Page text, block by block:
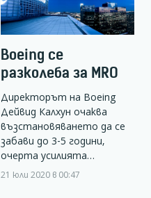
Boeing се
разколеба за MRO
Директорът на Boeing
Дейвид Калхун очаква
възстановяването да се
забави до 3-5 години,
очерта усилията…
21 юли 2020 в 00:47